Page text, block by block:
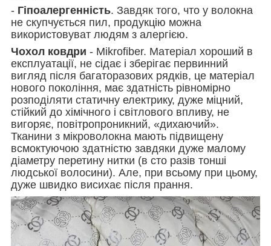
- Гіпоалергенність. Завдяк того, что у волокна
не скупчується пил, продукцію можна
використовуват людям з алергією.
Чохол ковдри - Mikrofiber. Матеріал хороший в
експлуатації, не сідає і зберігає первинний
вигляд після багаторазових рядків, це матеріал
нового покоління, має здатність рівномірно
розподіляти статичну електрику, дуже міцний,
стійкий до хімічного і світлового впливу, не
вигоряє, повітропроникний, «дихаючий».
Тканини з мікроволокна мають підвищену
всмоктуючою здатністю завдяки дуже малому
діаметру перетину нитки (в сто разів тонші
людської волосини). Але, при всьому при цьому,
дуже швидко висихає після прання.